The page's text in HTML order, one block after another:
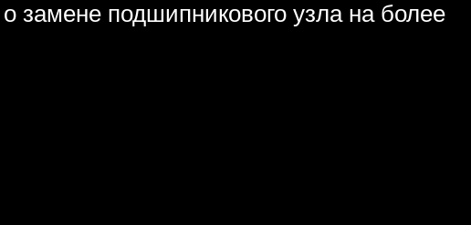
замене подшипникового узла на более